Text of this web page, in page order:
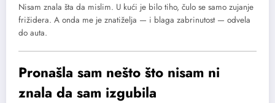
Nisam znala šta da mislim. U kući je bilo tiho, čulo se samo zujanje
frižidera. A onda me je znatiželja — i blaga zabrinutost — odvela
do auta.
Pronašla sam nešto što nisam ni
znala da sam izgubila